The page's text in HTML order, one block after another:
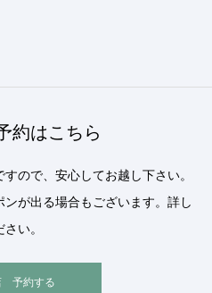
はこちら
ので、安心してお越し下さい。
が出る場合もございます。詳し
い。
予約する